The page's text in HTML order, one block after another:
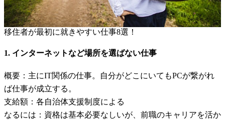
移住者が最初に就きやすい仕事8選！
1. インターネットなど場所を選ばない仕事
概要：主にIT関係の仕事。自分がどこにいてもPCが繋がれ
ば仕事が成立する。
支給額：各自治体支援制度による
なるには：資格は基本必要なしいが、前職のキャリアを活か